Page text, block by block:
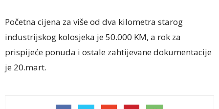
Početna cijena za više od dva kilometra starog
industrijskog kolosjeka je 50.000 KM, a rok za
prispijeće ponuda i ostale zahtijevane dokumentacije
je 20.mart.